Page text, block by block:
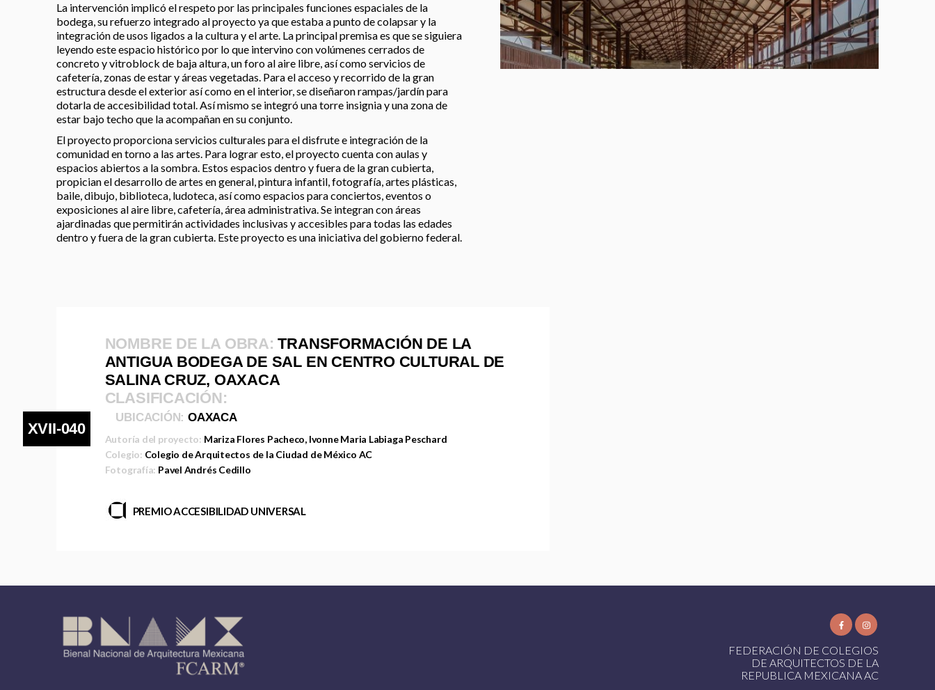
La intervención implicó el respeto por las principales funciones espaciales de la
bodega, su refuerzo integrado al proyecto ya que estaba a punto de colapsar y la
integración de usos ligados a la cultura y el arte. La principal premisa es que se siguiera
leyendo este espacio histórico por lo que intervino con volúmenes cerrados de
concreto y vitroblock de baja altura, un foro al aire libre, así como servicios de
cafetería, zonas de estar y áreas vegetadas. Para el acceso y recorrido de la gran
estructura desde el exterior así como en el interior, se diseñaron rampas/jardín para
dotarla de accesibilidad total. Así mismo se integró una torre insignia y una zona de
estar bajo techo que la acompañan en su conjunto.
El proyecto proporciona servicios culturales para el disfrute e integración de la
comunidad en torno a las artes. Para lograr esto, el proyecto cuenta con aulas y
espacios abiertos a la sombra. Estos espacios dentro y fuera de la gran cubierta,
propician el desarrollo de artes en general, pintura infantil, fotografía, artes plásticas,
baile, dibujo, biblioteca, ludoteca, así como espacios para conciertos, eventos o
exposiciones al aire libre, cafetería, área administrativa. Se integran con áreas
ajardinadas que permitirán actividades inclusivas y accesibles para todas las edades
dentro y fuera de la gran cubierta. Este proyecto es una iniciativa del gobierno federal.
XVII-040
NOMBRE DE LA OBRA:TRANSFORMACIÓN DE LA
ANTIGUA BODEGA DE SAL EN CENTRO CULTURAL DE
SALINA CRUZ, OAXACA
CLASIFICACIÓN:
UBICACIÓN:OAXACA
Autoría del proyecto: Mariza Flores Pacheco, Ivonne Maria Labiaga Peschard
Colegio: Colegio de Arquitectos de la Ciudad de México AC
Fotografía: Pavel Andrés Cedillo
PREMIO ACCESIBILIDAD UNIVERSAL
FEDERACIÓN DE COLEGIOS
DE ARQUITECTOS DE LA
REPUBLICA MEXICANA AC